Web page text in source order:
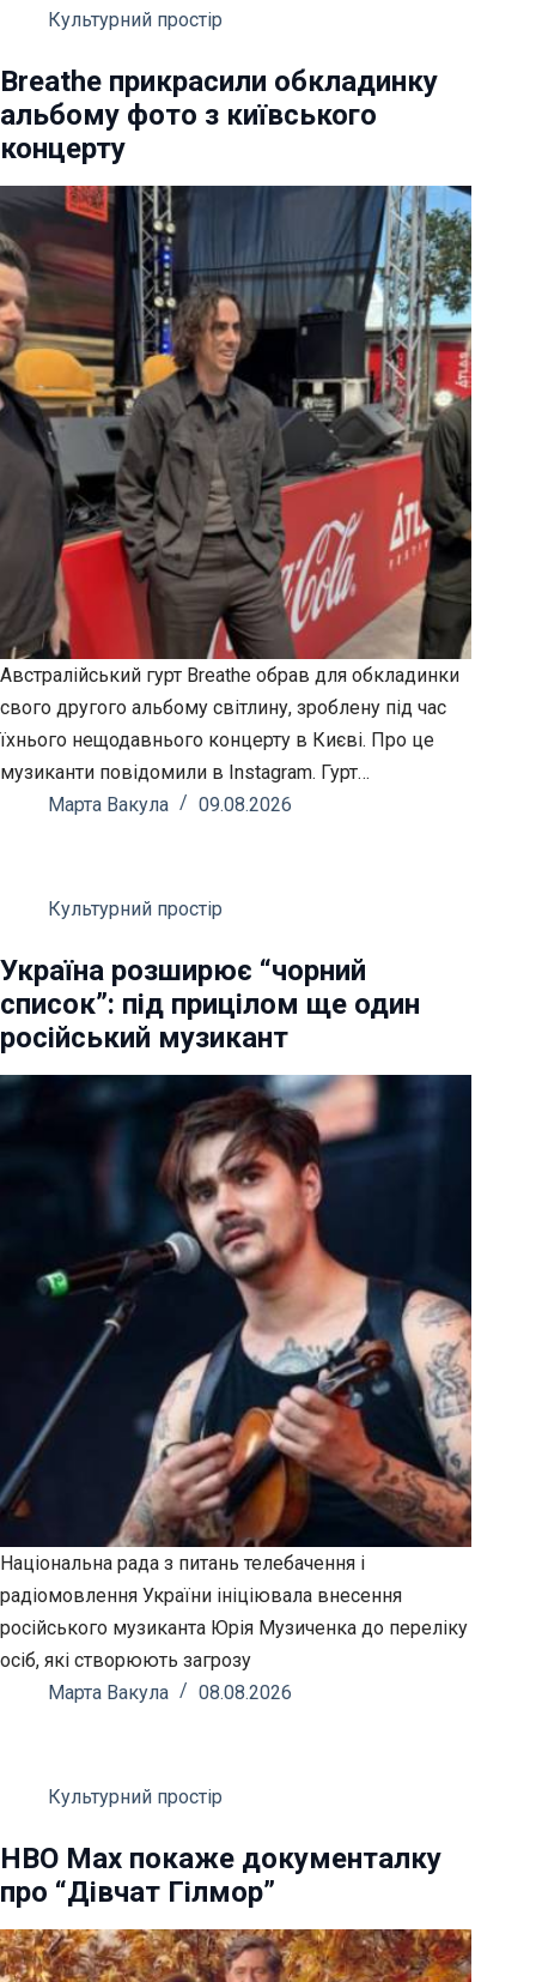
Культурний простір
Breathe прикрасили обкладинку
альбому фото з київського
концерту
Австралійський гурт Breathe обрав для обкладинки
свого другого альбому світлину, зроблену під час
їхнього нещодавнього концерту в Києві. Про це
музиканти повідомили в Instagram. Гурт…
Марта Вакула
09.08.2026
Культурний простір
Україна розширює “чорний
список”: під прицілом ще один
російський музикант
Національна рада з питань телебачення і
радіомовлення України ініціювала внесення
російського музиканта Юрія Музиченка до переліку
осіб, які створюють загрозу
Марта Вакула
08.08.2026
Культурний простір
HBO Max покаже документалку
про “Дівчат Гілмор”